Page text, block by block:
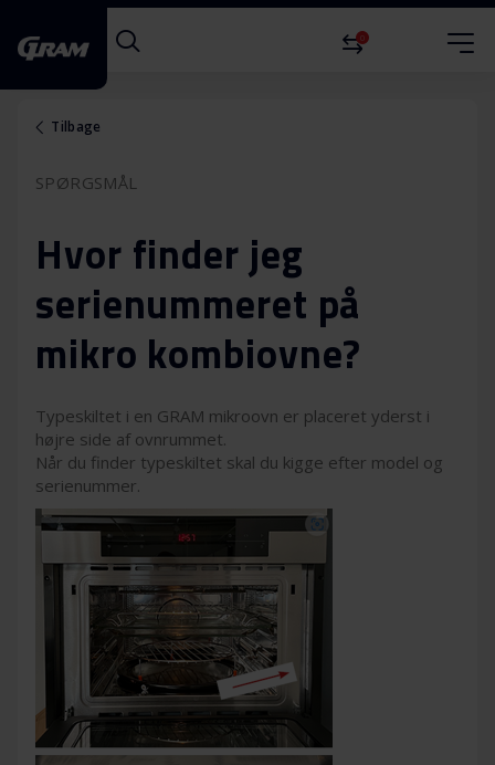
0
Tilbage
SPØRGSMÅL
Hvor finder jeg
serienummeret på
mikro kombiovne?
Typeskiltet i en GRAM mikroovn er placeret yderst i
højre side af ovnrummet.
Når du finder typeskiltet skal du kigge efter model og
serienummer.